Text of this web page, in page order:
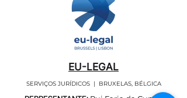
EU-LEGAL
SERVIÇOS JURÍDICOS | BRUXELAS, BÉLGICA